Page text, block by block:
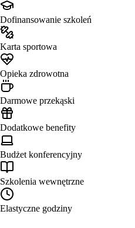
Dofinansowanie szkoleń
Karta sportowa
Opieka zdrowotna
Darmowe przekąski
Dodatkowe benefity
Budżet konferencyjny
Szkolenia wewnętrzne
Elastyczne godziny